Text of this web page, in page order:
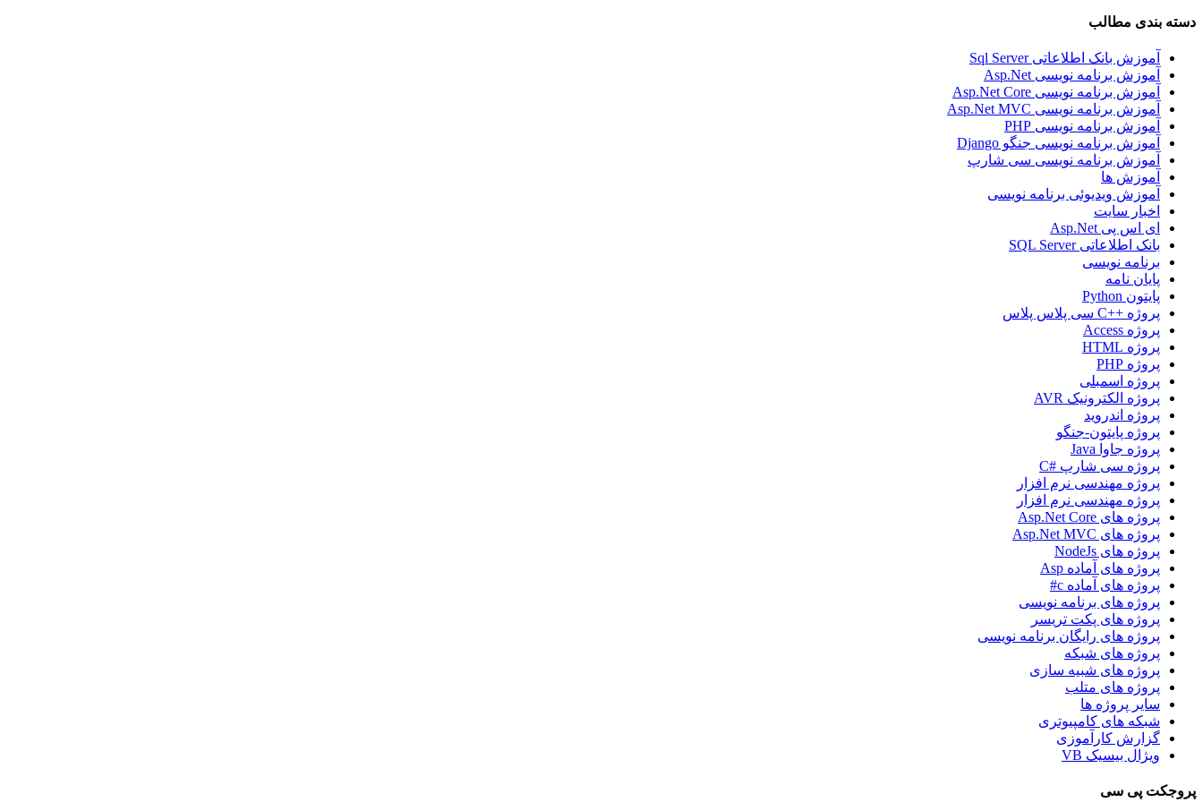
دسته بندی مطالب
آموزش بانک اطلاعاتی Sql Server
آموزش برنامه نویسی Asp.Net
آموزش برنامه نویسی Asp.Net Core
آموزش برنامه نویسی Asp.Net MVC
آموزش برنامه نویسی PHP
آموزش برنامه نویسی جنگو Django
آموزش برنامه نویسی سی شارپ
آموزش ها
آموزش ویدیوئی برنامه نویسی
اخبار سایت
ای اس پی Asp.Net
بانک اطلاعاتی SQL Server
برنامه نویسی
پایان نامه
پایتون Python
پروژه ++C سی پلاس پلاس
پروژه Access
پروژه HTML
پروژه PHP
پروژه اسمبلی
پروژه الکترونیک AVR
پروژه اندروید
پروژه پایتون-جنگو
پروژه جاوا Java
پروژه سی شارپ #C
پروژه مهندسی نرم افزار
پروژه مهندسی نرم افزار
پروژه های Asp.Net Core
پروژه های Asp.Net MVC
پروژه های NodeJs
پروژه های آماده Asp
پروژه های آماده c#
پروژه های برنامه نویسی
پروژه های پکت تریسر
پروژه های رایگان برنامه نویسی
پروژه های شبکه
پروژه های شبیه سازی
پروژه های متلب
سایر پروژه ها
شبکه های کامپیوتری
گزارش کارآموزی
ویژال بیسیک VB
پروجکت پی سی